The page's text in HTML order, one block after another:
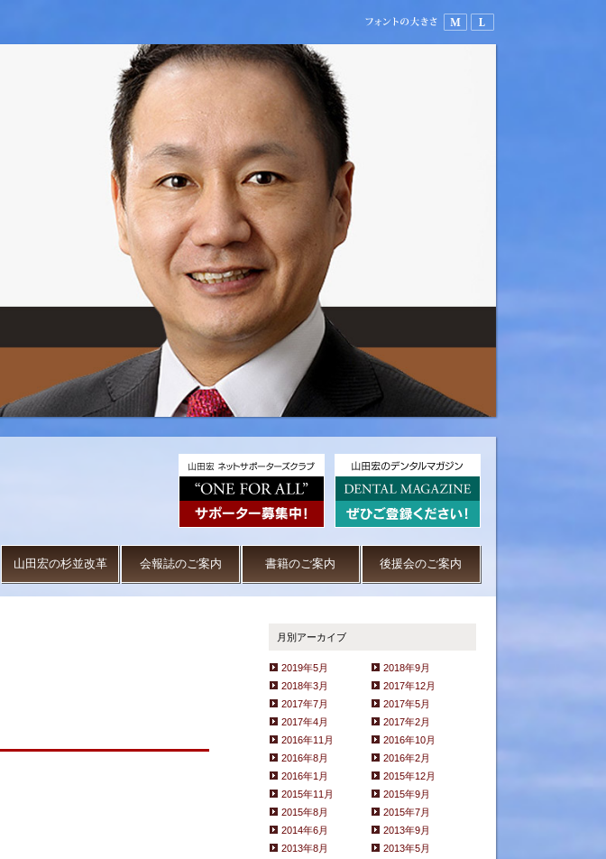
山田宏の杉並改革 会報誌のご案内 書籍のご案内 後援会のご案内
月別アーカイブ
2019年5月
2018年9月
2018年3月
2017年12月
2017年7月
2017年5月
2017年4月
2017年2月
2016年11月
2016年10月
2016年8月
2016年2月
2016年1月
2015年12月
2015年11月
2015年9月
2015年8月
2015年7月
2014年6月
2013年9月
2013年8月
2013年5月